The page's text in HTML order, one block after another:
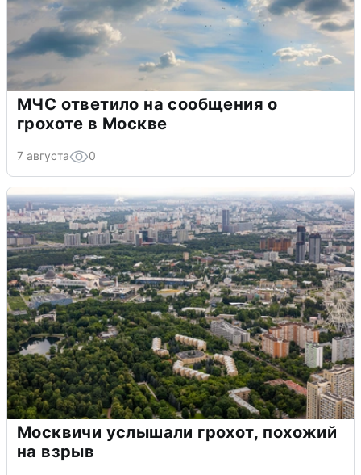
МЧС ответило на сообщения о
грохоте в Москве
7 августа 0
Москвичи услышали грохот, похожий
на взрыв